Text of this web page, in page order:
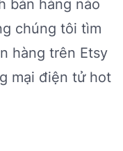
bán hàng nào
chúng tôi tìm
hàng trên Etsy
mại điện tử hot